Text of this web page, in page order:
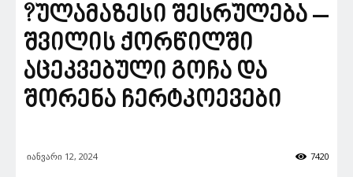
?ულამაზესი შესრულება –
შვილის ქორწილში
აცეკვებული გოჩა და
შორენა ჩერტკოევები
იანვარი 12, 2024 7420